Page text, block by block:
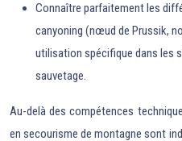
Connaître parfaitement les
canyoning (nœud de Prussik,
utilisation spécifique dans les
sauvetage.
Au-delà des compétences
en secourisme de montagne sont